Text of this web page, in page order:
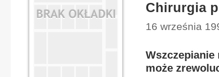
Chirurgia
16 września
może